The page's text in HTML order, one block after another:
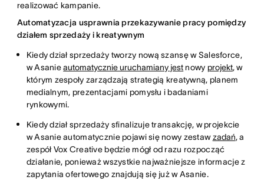
realizować kampanie.
Automatyzacja usprawnia przekazywanie pracy pomiędzy
działem sprzedaży i kreatywnym
Kiedy dział sprzedaży tworzy nową szansę w Salesforce,
w Asanieautomatycznie uruchamiany jestnowy projekt, w
którym zespoły zarządzają strategią kreatywną, planem
medialnym, prezentacjami pomysłu i badaniami
rynkowymi.
Kiedy dział sprzedaży sfinalizuje transakcję, w projekcie
w Asanie automatycznie pojawi się nowy zestawzadań, a
zespół Vox Creative będzie mógł od razu rozpocząć
działanie, ponieważ wszystkie najważniejsze informacje z
zapytania ofertowego znajdują się już w Asanie.